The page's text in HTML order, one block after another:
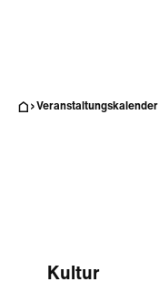
Veranstaltungskalender
Kultur